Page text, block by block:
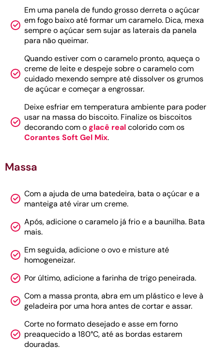
Em uma panela de fundo grosso derreta o açúcar
em fogo baixo até formar um caramelo. Dica, mexa
sempre o açúcar sem sujar as laterais da panela
para não queimar.
Quando estiver com o caramelo pronto, aqueça o
creme de leite e despeje sobre o caramelo com
cuidado mexendo sempre até dissolver os grumos
de açúcar e começar a engrossar.
Deixe esfriar em temperatura ambiente para poder
usar na massa do biscoito. Finalize os biscoitos
decorando com oglacê realcolorido com os
Corantes Soft Gel Mix.
Massa
Com a ajuda de uma batedeira, bata o açúcar e a
manteiga até virar um creme.
Após, adicione o caramelo já frio e a baunilha. Bata
mais.
Em seguida, adicione o ovo e misture até
homogeneizar.
Por último, adicione a farinha de trigo peneirada.
Com a massa pronta, abra em um plástico e leve à
geladeira por uma hora antes de cortar e assar.
Corte no formato desejado e asse em forno
preaquecido a 180°C, até as bordas estarem
douradas.